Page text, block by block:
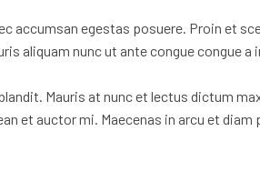
accumsan egestas posuere. Proin et
aliquam nunc ut ante congue congue
Mauris at nunc et lectus dictum
et auctor mi. Maecenas in arcu et